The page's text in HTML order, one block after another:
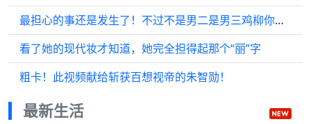
最担心的事还是发生了！不过不是男二是男三鸡柳你也是好起来了！
看了她的现代妆才知道，她完全担得起那个“丽”字
粗卡！此视频献给斩获百想视帝的朱智勋！
最新生活